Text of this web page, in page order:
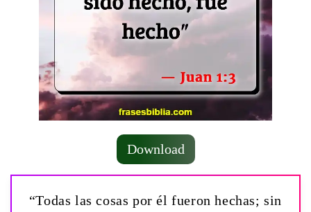
Download
“Todas las cosas por él fueron hechas; sin